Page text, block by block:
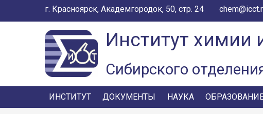
г. Красноярск, Академгородок, 50, стр. 24
Институт химии
Сибирского
ИНСТИТУТ ДОКУМЕНТЫ НАУКА